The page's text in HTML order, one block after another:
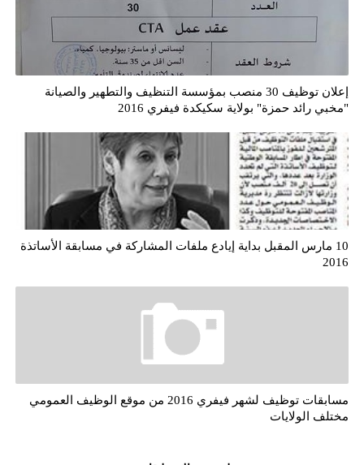
إعلان توظيف 30 منصب بمؤسسة التنظيف والتطهير والصيانة
"مخبي رائد حمزة" بولاية سكيكدة فيفري 2016
10 مارس المقبل بداية إيادع ملفات المشاركة في مسابقة الأساتذة
2016
مسابقات توظيف لشهر فيفري 2016 من موقع الوظيف العمومي
مختلف الولايات